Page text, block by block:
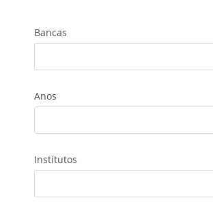
Bancas
Anos
Institutos